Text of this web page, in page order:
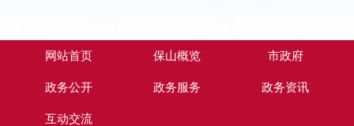
网站首页 保山概览 市政府
政务公开 政务服务 政务资讯
互动交流